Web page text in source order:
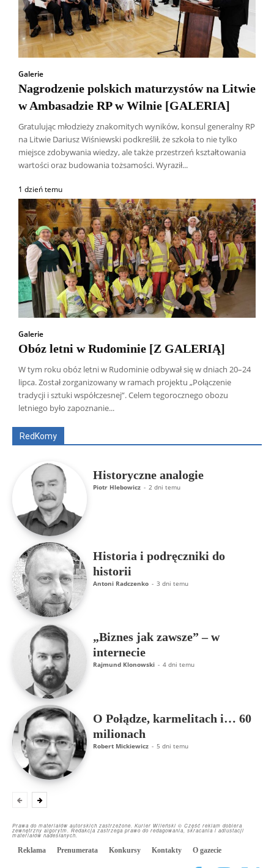
Galerie
Nagrodzenie polskich maturzystów na Litwie
w Ambasadzie RP w Wilnie [GALERIA]
Gratulując młodzieży znakomitych wyników, konsul generalny RP
na Litwie Dariusz Wiśniewski podkreślił, że szkoła to nie tylko
miejsce zdobywania wiedzy, ale także przestrzeń kształtowania
wartości oraz budowania tożsamości. Wyraził...
1 dzień temu
Galerie
Obóz letni w Rudominie [Z GALERIĄ]
W tym roku obóz letni w Rudominie odbywał się w dniach 20–24
lipca. Został zorganizowany w ramach projektu „Połączenie
tradycji i sztuki współczesnej”. Celem tegorocznego obozu
letniego było zapoznanie...
RedKomy
Wszyscy Aleksander Borowik
Antoni Radczenko
Artur Płokszto
Grzegorz Górny
ks. Jarosław Wąsowicz SDB
Historyczne analogie
Piotr Hlebowicz - 2 dni temu
Historia i podręczniki do
historii
Antoni Radczenko - 3 dni temu
„Biznes jak zawsze” – w
internecie
Rajmund Klonowski - 4 dni temu
O Połądze, karmelitach i… 60
milionach
Robert Mickiewicz - 5 dni temu
Prawa do materiałów autorskich zastrzeżone. Kurier Wileński © Część reklam dobiera
zewnętrzny algorytm. Redakcja zastrzega prawo do redagowania, skracania i adiustacji
materiałów nadesłanych.
Reklama Prenumerata Konkursy Kontakty O gazecie